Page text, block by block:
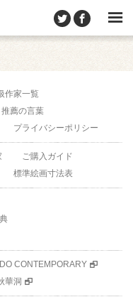
作家一覧
推薦の言葉
プライバシーポリシー
ご購入ガイド
標準絵画寸法表
CONTEMPORARY
華洞